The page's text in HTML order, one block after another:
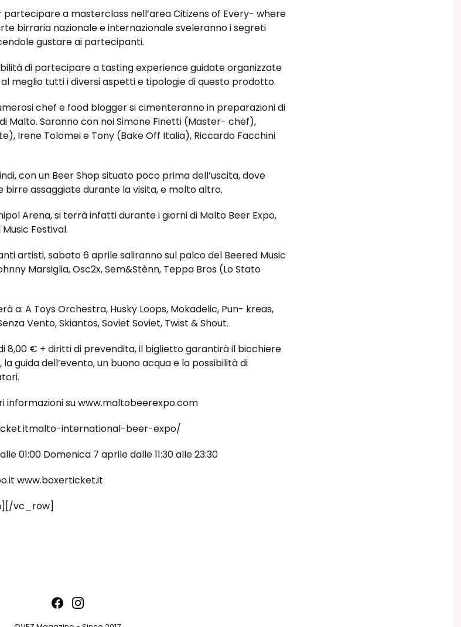
partecipare a masterclass nell’area Citizens of Every- where
birraria nazionale e internazionale sveleranno i segreti
gustare ai partecipanti.
di partecipare a tasting experience guidate organizzate
meglio tutti i diversi aspetti e tipologie di questo prodotto.
chef e food blogger si cimenteranno in preparazioni di
Malto. Saranno con noi Simone Finetti (Master- chef),
Irene Tolomei e Tony (Bake Off Italia), Riccardo Facchini
con un Beer Shop situato poco prima dell’uscita, dove
assaggiate durante la visita, e molto altro.
Arena, si terrà infatti durante i giorni di Malto Beer Expo,
Festival.
artisti, sabato 6 aprile saliranno sul palco del Beered Music
Marsiglia, Osc2x, Sem&Stènn, Teppa Bros (Lo Stato
a: A Toys Orchestra, Husky Loops, Mokadelic, Pun- kreas,
Vento, Skiantos, Soviet Soviet, Twist & Shout.
8,00 € + diritti di prevendita, il biglietto garantirà il bicchiere
guida dell’evento, un buono acqua e la possibilità di
informazioni su www.maltobeerexpo.com
international-beer-expo/
01:00 Domenica 7 aprile dalle 11:30 alle 23:30
www.boxerticket.it
vc_row]